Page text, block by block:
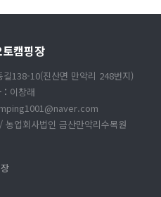
캠핑장
138-10(진산면 만악리 248번지)
: 이창래
업회사법인 금산만악리수목원